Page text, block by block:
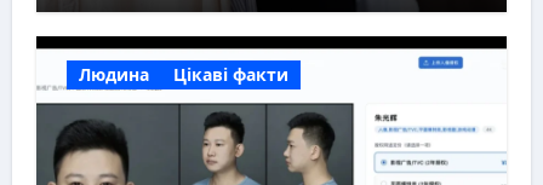
Людина Цікаві факти